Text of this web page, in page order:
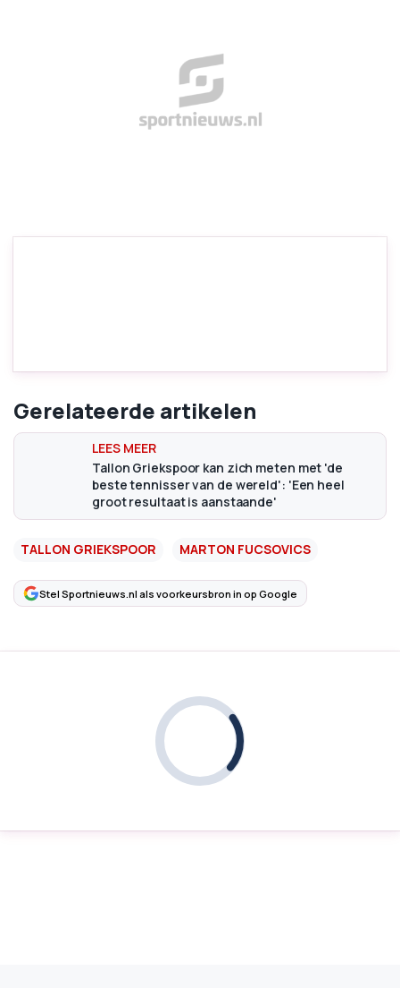
Gerelateerde artikelen
Tallon Griekspoor kan zich meten met 'de
beste tennisser van de wereld': 'Een heel
groot resultaat is aanstaande'
TALLON GRIEKSPOOR MARTON FUCSOVICS
Stel Sportnieuws.nl als voorkeursbron in op Google